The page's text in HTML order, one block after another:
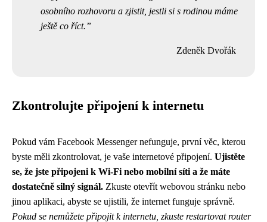
osobního rozhovoru a zjistit, jestli si s rodinou máme
ještě co říct.
Zdeněk Dvořák
Zkontrolujte připojení k internetu
Pokud vám Facebook Messenger nefunguje, první věc, kterou
byste měli zkontrolovat, je vaše internetové připojení. Ujistěte
se, že jste připojeni k Wi-Fi nebo mobilní síti a že máte
dostatečně silný signál. Zkuste otevřít webovou stránku nebo
jinou aplikaci, abyste se ujistili, že internet funguje správně.
Pokud se nemůžete připojit k internetu, zkuste restartovat router